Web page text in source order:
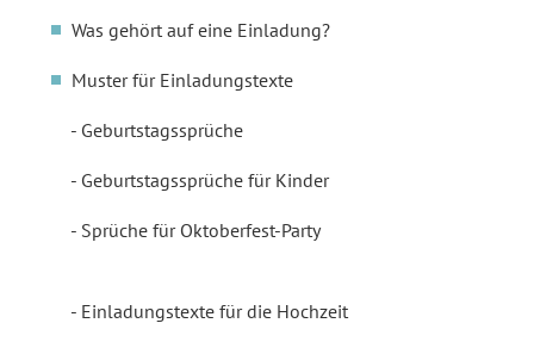
Was gehört auf eine Einladung?
Muster für Einladungstexte
Geburtstagssprüche
Geburtstagssprüche für Kinder
Sprüche für Oktoberfest-Party
Einladungstexte für die Hochzeit